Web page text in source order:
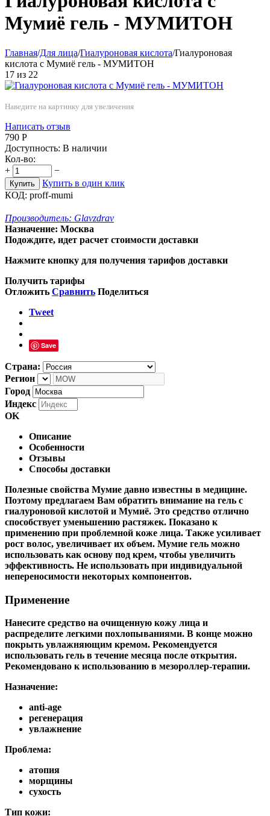
Мумиё гель - МУМИТОН
Главная/Для лица/Гиалуроновая кислота/Гиалуроновая
кислота с Мумиё гель - МУМИТОН
17 из 22
Наведите на картинку для увеличения
Написать отзыв
790 Р
Доступность: В наличии
Кол-во:
+
−
Купить
Купить в один клик
КОД: proff-mumi
Производитель: Glavzdrav
Назначение: Москва
Подождите, идет расчет стоимости доставки
Нажмите кнопку для получения тарифов доставки
Получить тарифы
Отложить Сравнить Поделиться
Tweet
Save
Страна:
Регион
Город
Индекс
OK
Описание
Особенности
Отзывы
Способы доставки
Полезные свойства Мумие давно известны в медицине.
Поэтому предлагаем Вам обратить внимание на гель с
гиалуроновой кислотой и Мумиё. Это средство отлично
способствует уменьшению растяжек. Показано к
применению при проблемной коже лица. Также усиливает
рост волос, увеличивает их объем. Мумие гель можно
использовать как основу под крем, чтобы увеличить
эффективность. Не использовать при индивидуальной
непереносимости некоторых компонентов.
Применение
Нанесите средство на очищенную кожу лица и
распределите легкими похлопываниями. В конце можно
покрыть увлажняющим кремом. Рекомендуется
использовать гель в течение месяца после открытия.
Рекомендовано к использованию в мезороллер-терапии.
Назначение:
anti-age
регенерация
увлажнение
Проблема:
атопия
морщины
сухость
Тип кожи: